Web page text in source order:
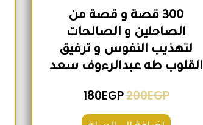
300 قصة و قصة من
الصاحلين و الصالحات
لتهذيب النفوس و ترفيق
القلوب طه عبدالرءوف سعد
200EGP
180EGP